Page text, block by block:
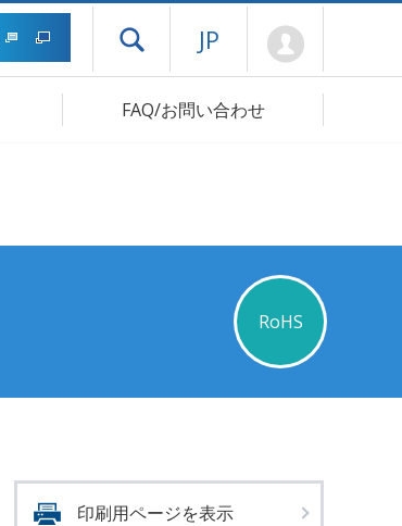
ドロワーメニューを開く
JP
FAQ/お問い合わせ
RoHS
印刷用ページを表示